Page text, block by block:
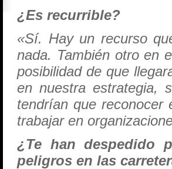
¿Es recurrible?
«Sí. Hay un recurso
nada. También otro en
posibilidad de que
en nuestra estrategia,
tendrían que reconocer
trabajar en
¿Te han despedido
peligros en las